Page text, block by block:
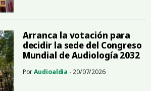
Arranca la votación para
decidir la sede del Congreso
Mundial de Audiología 2032
PorAudioaldia - 20/07/2026